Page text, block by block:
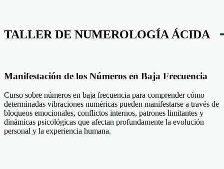
TALLER DE NUMEROLOGÍA ÁCIDA
Manifestación de los Números en Baja Frecuencia
Curso sobre números en baja frecuencia para comprender cómo
determinadas vibraciones numéricas pueden manifestarse a través de
bloqueos emocionales, conflictos internos, patrones limitantes y
dinámicas psicológicas que afectan profundamente la evolución
personal y la experiencia humana.